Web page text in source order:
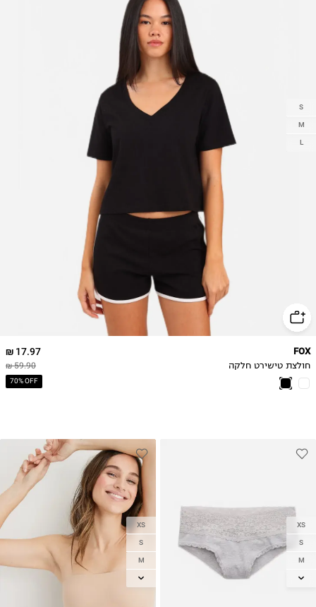
S
M
L
17.97 ₪
59.90 ₪
70% OFF
FOX
חולצת טישירט חלקה
XS
S
M
L
XS
S
M
L